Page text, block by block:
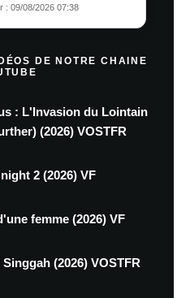
: 09/08/2026 07:38
DE NOTRE CHAINE
: L'Invasion du Lointain
(2026) VOSTFR
2 (2026) VF
femme (2026) VF
(2026) VOSTFR